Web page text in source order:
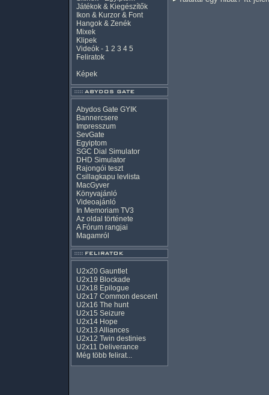
Játékok & Kiegészítők
Ikon & Kurzor & Font
Hangok & Zenék
Mixek
Klipek
Videók - 1 2 3 4 5
Feliratok
Képek
Abydos Gate GYIK
Bannercsere
Impresszum
SevGate
Egyiptom
SGC Dial Simulator
DHD Simulator
Rajongói teszt
Csillagkapu levlista
MacGyver
Könyvajánló
Videoajánló
In Memoriam TV3
Az oldal története
A Fórum rangjai
Magamról
U2x20 Gauntlet
U2x19 Blockade
U2x18 Epilogue
U2x17 Common descent
U2x16 The hunt
U2x15 Seizure
U2x14 Hope
U2x13 Alliances
U2x12 Twin destinies
U2x11 Deliverance
Még több felirat...